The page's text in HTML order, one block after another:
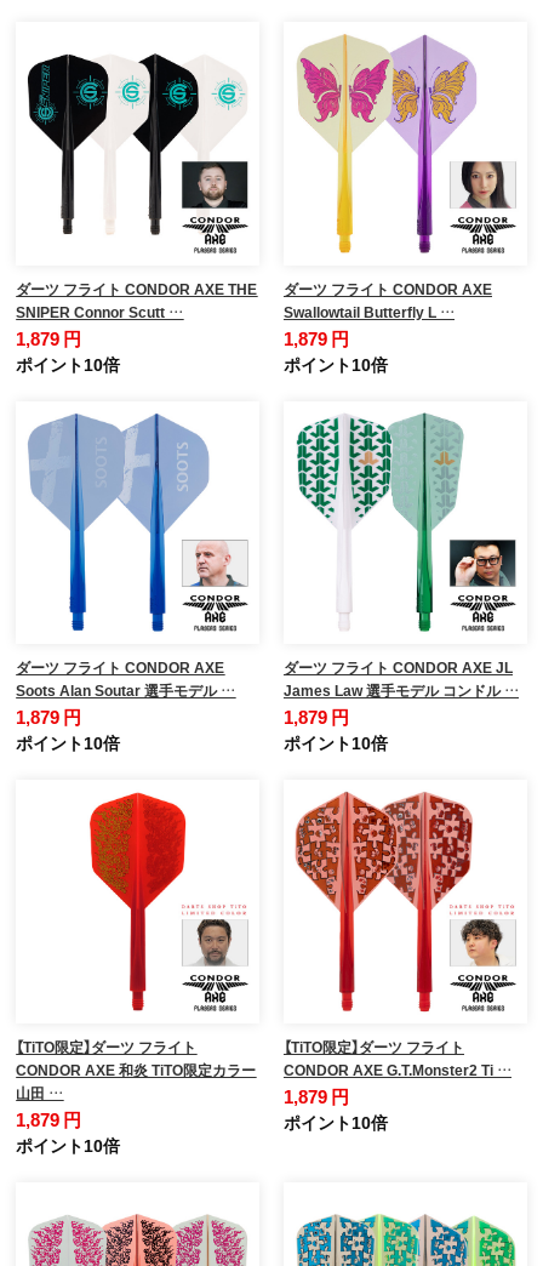
ダーツ フライト CONDOR AXE THE
SNIPER Connor Scutt …
1,879 円
ポイント10倍
ダーツ フライト CONDOR AXE
Swallowtail Butterfly L …
1,879 円
ポイント10倍
ダーツ フライト CONDOR AXE
Soots Alan Soutar 選手モデル …
1,879 円
ポイント10倍
ダーツ フライト CONDOR AXE JL
James Law 選手モデル コンドル …
1,879 円
ポイント10倍
【TiTO限定】ダーツ フライト
CONDOR AXE 和炎 TiTO限定カラー
山田 …
1,879 円
ポイント10倍
【TiTO限定】ダーツ フライト
CONDOR AXE G.T.Monster2 Ti …
1,879 円
ポイント10倍